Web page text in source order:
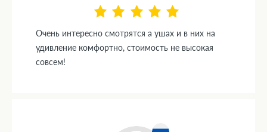
Очень интересно смотрятся а ушах и в них на
удивление комфортно, стоимость не высокая
совсем!